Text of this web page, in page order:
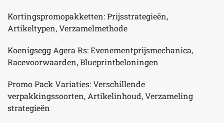
Kortingspromopakketten: Prijsstrategieën,
Artikeltypen, Verzamelmethode
Koenigsegg Agera Rs: Evenementprijsmechanica,
Racevoorwaarden, Blueprintbeloningen
Promo Pack Variaties: Verschillende
verpakkingssoorten, Artikelinhoud, Verzameling
strategieën